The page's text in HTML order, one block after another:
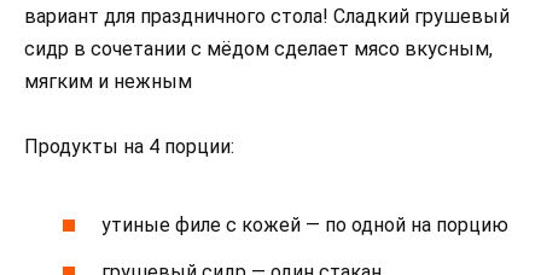
вариант для праздничного стола! Сладкий грушевый
сидр в сочетании с мёдом сделает мясо вкусным,
мягким и нежным
Продукты на 4 порции:
утиные филе с кожей — по одной на порцию